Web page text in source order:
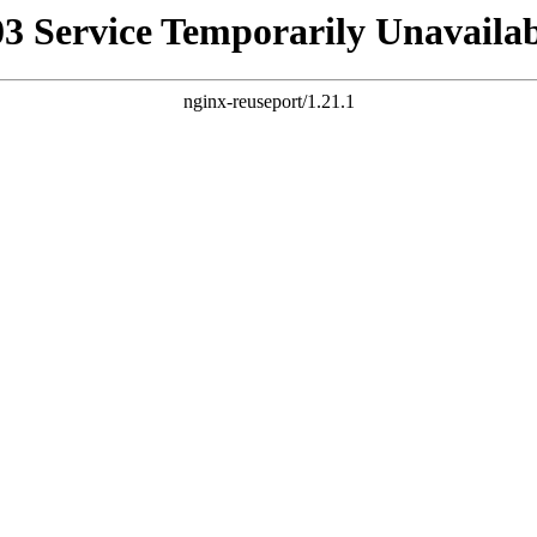
Service Temporarily
nginx-reuseport/1.21.1